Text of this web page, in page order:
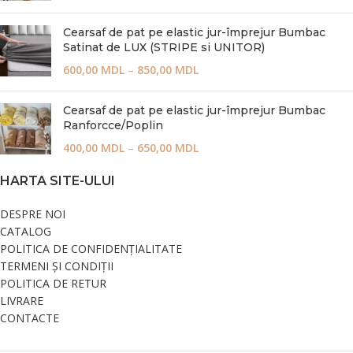
Cearsaf de pat pe elastic jur-împrejur Bumbac
Satinat de LUX (STRIPE si UNITOR)
600,00 MDL – 850,00 MDL
Cearsaf de pat pe elastic jur-împrejur Bumbac
Ranforcce/Poplin
400,00 MDL – 650,00 MDL
HARTA SITE-ULUI
DESPRE NOI
CATALOG
POLITICA DE CONFIDENȚIALITATE
TERMENI ȘI CONDIȚII
POLITICA DE RETUR
LIVRARE
CONTACTE